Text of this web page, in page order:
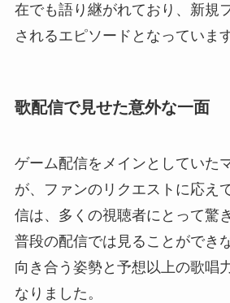
在でも語り継がれており、新規
されるエピソードとなっています
歌配信で見せた意外な一面
ゲーム配信をメインとしていた
が、ファンのリクエストに応え
信は、多くの視聴者にとって驚
普段の配信では見ることができ
向き合う姿勢と予想以上の歌唱
なりました。